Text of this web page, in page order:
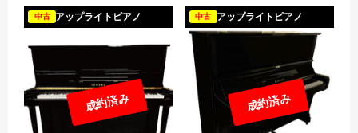
アップライトピアノ
中古
成約済み
アップライトピアノ
中古
成約済み